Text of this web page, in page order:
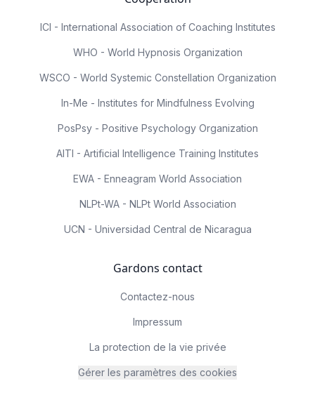
ICI - International Association of Coaching Institutes
WHO - World Hypnosis Organization
WSCO - World Systemic Constellation Organization
In-Me - Institutes for Mindfulness Evolving
PosPsy - Positive Psychology Organization
AITI - Artificial Intelligence Training Institutes
EWA - Enneagram World Association
NLPt-WA - NLPt World Association
UCN - Universidad Central de Nicaragua
Gardons contact
Contactez-nous
Impressum
La protection de la vie privée
Gérer les paramètres des cookies